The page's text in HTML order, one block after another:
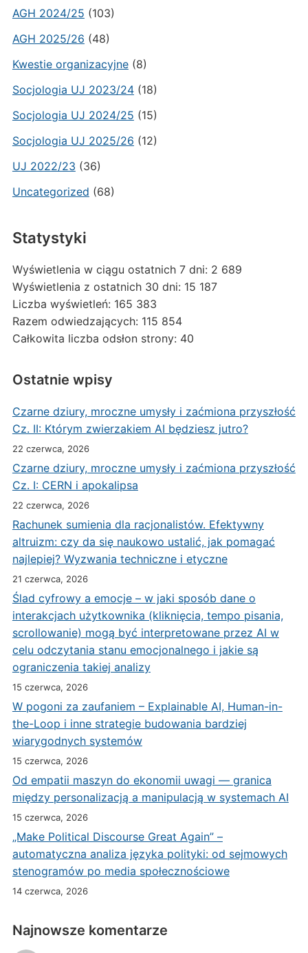
AGH 2024/25 (103)
AGH 2025/26 (48)
Kwestie organizacyjne(8)
Socjologia UJ 2023/24(18)
Socjologia UJ 2024/25 (15)
Socjologia UJ 2025/26 (12)
UJ 2022/23 (36)
Uncategorized (68)
Statystyki
Wyświetlenia w ciągu ostatnich 7 dni: 2 689
Wyświetlenia z ostatnich 30 dni: 15 187
Liczba wyświetleń: 165 383
Razem odwiedzających: 115 854
Całkowita liczba odsłon strony: 40
Ostatnie wpisy
Czarne dziury, mroczne umysły i zaćmiona przyszłość
Cz. II: Którym zwierzakiem AI będziesz jutro?
22 czerwca, 2026
Czarne dziury, mroczne umysły i zaćmiona przyszłość
Cz. I: CERN i apokalipsa
22 czerwca, 2026
Rachunek sumienia dla racjonalistów. Efektywny
altruizm: czy da się naukowo ustalić, jak pomagać
najlepiej? Wyzwania techniczne i etyczne
21 czerwca, 2026
Ślad cyfrowy a emocje – w jaki sposób dane o
interakcjach użytkownika (kliknięcia, tempo pisania,
scrollowanie) mogą być interpretowane przez AI w
celu odczytania stanu emocjonalnego i jakie są
ograniczenia takiej analizy
15 czerwca, 2026
W pogoni za zaufaniem – Explainable AI, Human-in-
the-Loop i inne strategie budowania bardziej
wiarygodnych systemów
15 czerwca, 2026
Od empatii maszyn do ekonomii uwagi — granica
między personalizacją a manipulacją w systemach AI
15 czerwca, 2026
„Make Political Discourse Great Again” –
automatyczna analiza języka polityki: od sejmowych
stenogramów po media społecznościowe
14 czerwca, 2026
Najnowsze komentarze